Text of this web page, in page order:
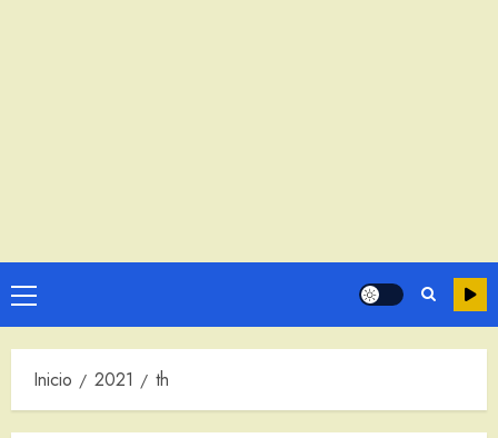
Menú
principal
Inicio 2021 th